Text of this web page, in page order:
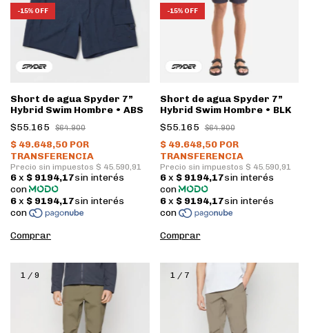
-15% OFF
Short de agua Spyder 7”
Hybrid Swim Hombre • ABS
$55.165
$64.900
Comprar
-15% OFF
Short de agua Spyder 7”
Hybrid Swim Hombre • BLK
$55.165
$64.900
Comprar
1 / 9 1/ 7